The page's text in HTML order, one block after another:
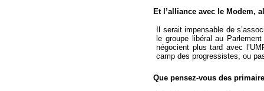
Et l’alliance avec le Modem,
Il serait impensable de
le groupe libéral au
négocient plus tard avec
camp des progressistes, ou
Que pensez-vous des